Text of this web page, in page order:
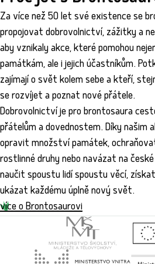
Za více než 50 let své existence se
propojovat dobrovolnictví, zážitky a
aby vznikaly akce, které pomohou
památkám, ale i jejich účastníkům.
zajímají o svět kolem sebe a kteří,
se rozvíjet a poznat nové přátele.
Dobrovolnictví je pro brontosaura
přátelům a dovednostem. Díky našim
opravit množství památek,
rostlinné druhy nebo navázat na
naučit spoustu lidí spoustu věcí,
ukázat každému úplně nový svět.
více o Brontosaurovi